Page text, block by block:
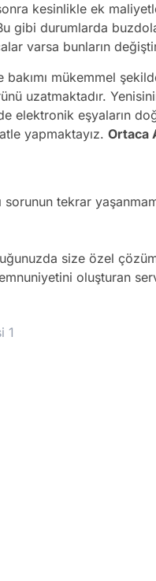
kesinlikle ek
gibi durumlarda
varsa bunların
mükemmel
uzatmaktadır.
elektronik eşyaların
yapmaktayız. Ortaca
tekrar
size özel
oluşturan